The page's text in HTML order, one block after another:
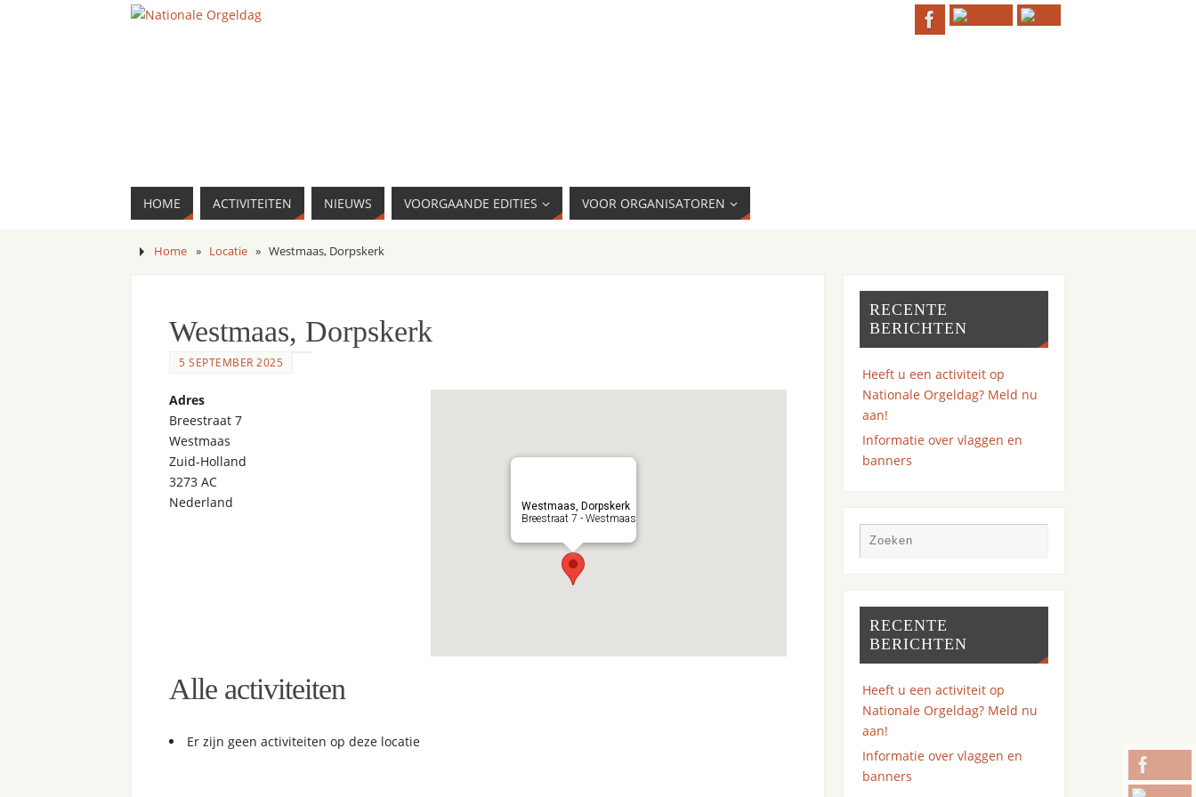
HOME ACTIVITEITEN NIEUWS VOORGAANDE EDITIES VOOR ORGANISATOREN
Home » Locatie » Westmaas, Dorpskerk
Westmaas, Dorpskerk
5 SEPTEMBER 2025
Westmaas, Dorpskerk
Breestraat 7 - Westmaas
Adres
Breestraat 7
Westmaas
Zuid-Holland
3273 AC
Nederland
Alle activiteiten
Er zijn geen activiteiten op deze locatie
RECENTE
BERICHTEN
Heeft u een activiteit op
Nationale Orgeldag? Meld nu
aan!
Informatie over vlaggen en
banners
RECENTE
BERICHTEN
Heeft u een activiteit op
Nationale Orgeldag? Meld nu
aan!
Informatie over vlaggen en
banners